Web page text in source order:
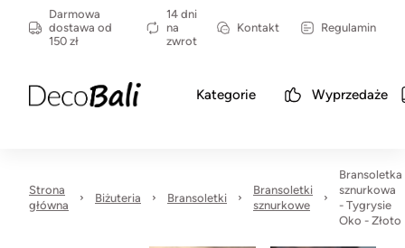
Darmowa
dostawa od
150 zł
14 dni
na
zwrot
Kontakt Regulamin
Kategorie Wyprzedaże
Strona
główna
Biżuteria Bransoletki
Bransoletki
sznurkowe
Bransoletka
sznurkowa
- Tygrysie
Oko - Złoto